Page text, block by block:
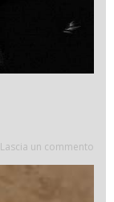
Lascia un commento